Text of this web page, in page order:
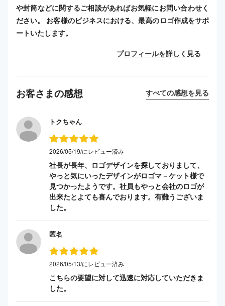
や封筒などに関するご相談があればお気軽にお問い合わせく
ださい。 お客様のビジネスにおける、最高のロゴ作成をサポ
ートいたします。
プロフィールを詳しく見る
お客さまの感想 すべての感想を見る
トクちゃん
2026/05/19/にレビュー済み
社長が長年、ロゴデザインを探しておりまして、
やっと気にいったデザインがロゴマ－ケット様で
見つかったようです。社員もやっと会社のロゴが
出来たとよても喜んでおります。有難うございま
した。
匿名
2026/05/13/にレビュー済み
こちらの要望に対して迅速に対応していただきま
した。